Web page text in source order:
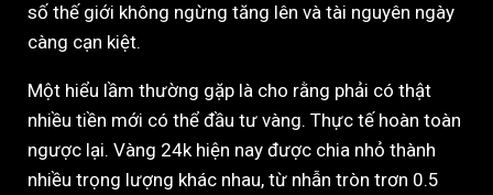
số thế giới không ngừng tăng lên và tài nguyên ngày
càng cạn kiệt.
Một hiểu lầm thường gặp là cho rằng phải có thật
nhiều tiền mới có thể đầu tư vàng. Thực tế hoàn toàn
ngược lại. Vàng 24k hiện nay được chia nhỏ thành
nhiều trọng lượng khác nhau, từ nhẫn tròn trơn 0.5